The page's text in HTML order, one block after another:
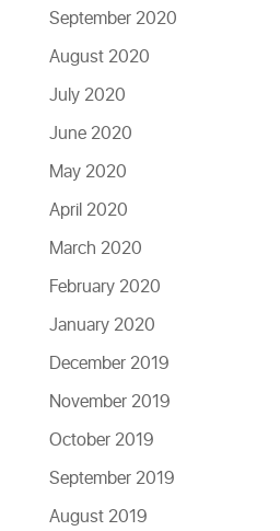
September 2020
August 2020
July 2020
June 2020
May 2020
April 2020
March 2020
February 2020
January 2020
December 2019
November 2019
October 2019
September 2019
August 2019